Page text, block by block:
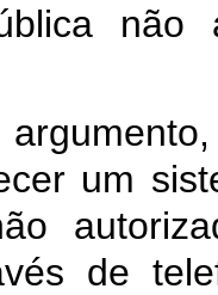
não
um
de